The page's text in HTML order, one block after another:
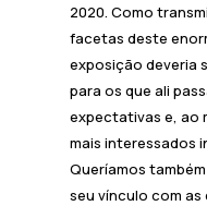
2020. Como
facetas deste
exposição deveria
para os que ali
expectativas e, ao
mais interessados
Queríamos
seu vínculo com